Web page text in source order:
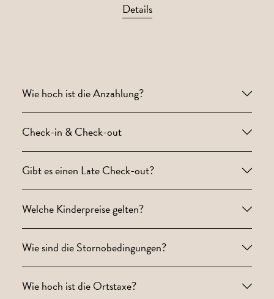
Details
Wie hoch ist die Anzahlung?
Check-in & Check-out
Gibt es einen Late Check-out?
Welche Kinderpreise gelten?
Wie sind die Stornobedingungen?
Wie hoch ist die Ortstaxe?